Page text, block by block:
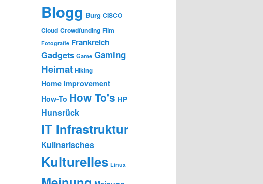
Blogg Burg CISCO
Cloud Crowdfunding Film
Fotografie Frankreich
Gadgets Game Gaming
Heimat Hiking
Home Improvement
How-To How To's HP
Hunsrück
IT Infrastruktur
Kulinarisches
Kulturelles Linux